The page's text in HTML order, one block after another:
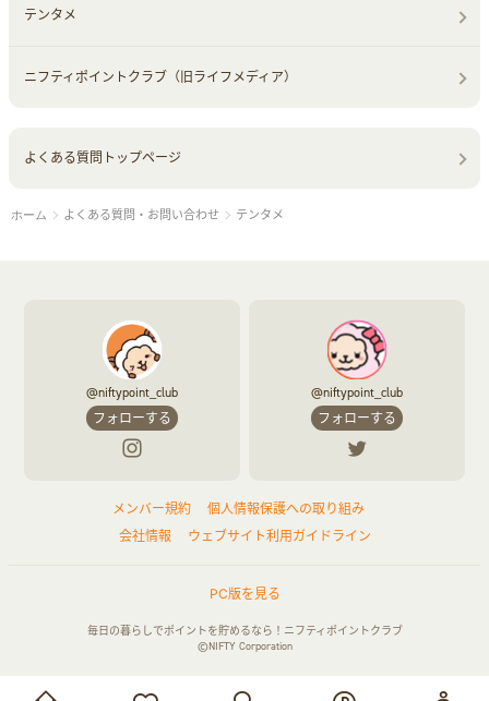
テンタメ
ニフティポイントクラブ（旧ライフメディア）
よくある質問トップページ
ホーム よくある質問・お問い合わせ テンタメ
@niftypoint_club
フォローする
@niftypoint_club
フォローする
メンバー規約
個人情報保護への取り組み
会社情報
ウェブサイト利用ガイドライン
PC版を見る
毎日の暮らしでポイントを貯めるなら！ニフティポイントクラブ
©NIFTY Corporation